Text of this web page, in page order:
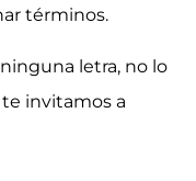
términos.
letra, no lo
invitamos a